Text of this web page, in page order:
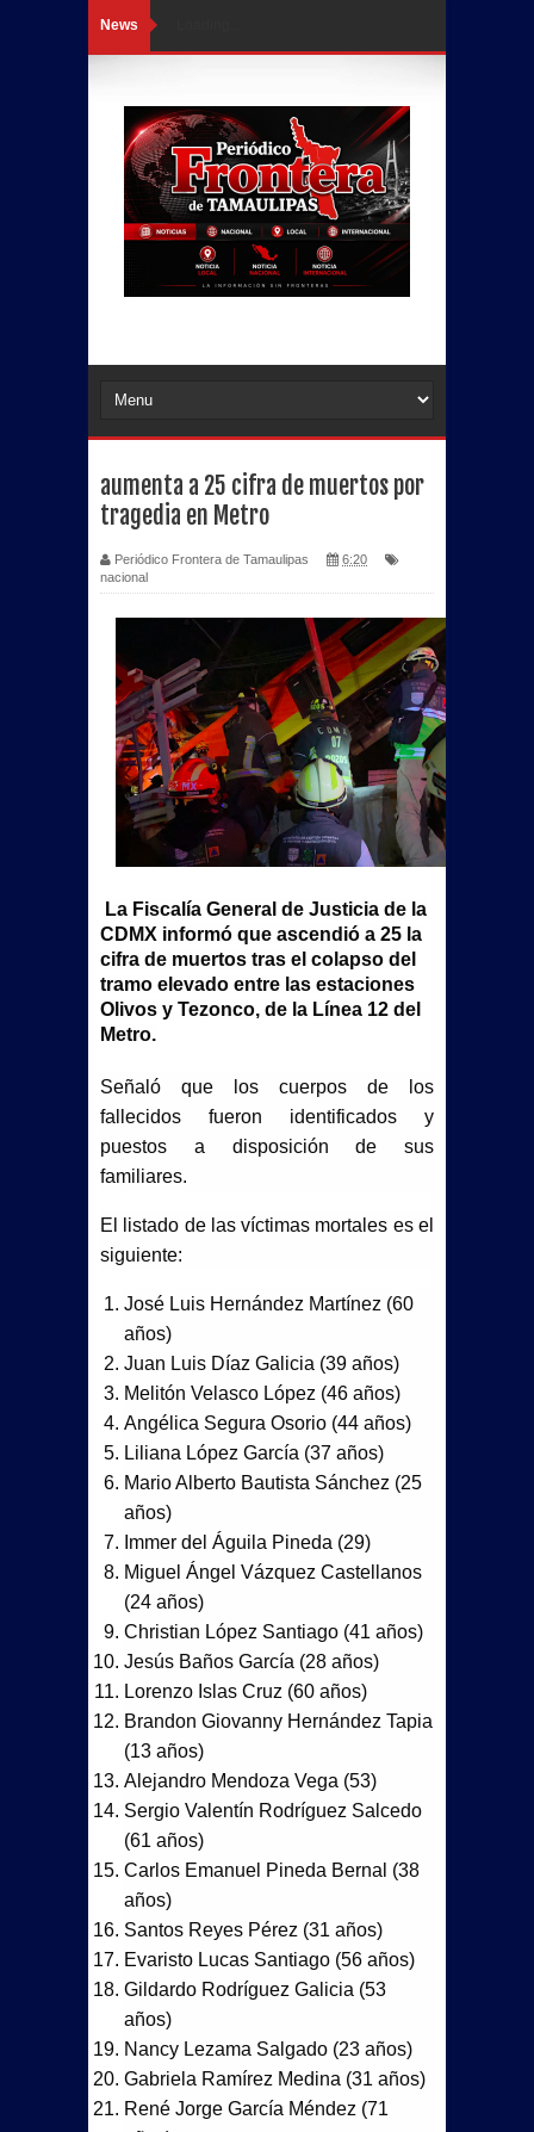
News
aumenta a 25 cifra de muertos por
tragedia en Metro
Periódico Frontera de Tamaulipas
6:20
nacional
La Fiscalía General de Justicia de la
CDMX informó que ascendió a 25 la
cifra de muertos tras el colapso del
tramo elevado entre las estaciones
Olivos y Tezonco, de la Línea 12 del
Metro.
Señaló que los cuerpos de los
fallecidos fueron identificados y
puestos a disposición de sus
familiares.
El listado de las víctimas mortales es el
siguiente:
José Luis Hernández Martínez (60
años)
Juan Luis Díaz Galicia (39 años)
Melitón Velasco López (46 años)
Angélica Segura Osorio (44 años)
Liliana López García (37 años)
Mario Alberto Bautista Sánchez (25
años)
Immer del Águila Pineda (29)
Miguel Ángel Vázquez Castellanos
(24 años)
Christian López Santiago (41 años)
Jesús Baños García (28 años)
Lorenzo Islas Cruz (60 años)
Brandon Giovanny Hernández Tapia
(13 años)
Alejandro Mendoza Vega (53)
Sergio Valentín Rodríguez Salcedo
(61 años)
Carlos Emanuel Pineda Bernal (38
años)
Santos Reyes Pérez (31 años)
Evaristo Lucas Santiago (56 años)
Gildardo Rodríguez Galicia (53
años)
Nancy Lezama Salgado (23 años)
Gabriela Ramírez Medina (31 años)
René Jorge García Méndez (71